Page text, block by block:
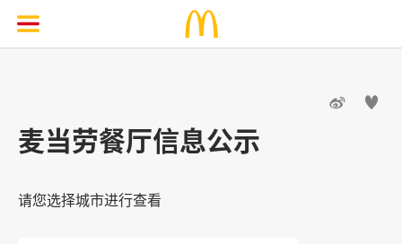
 
麦当劳餐厅信息公示
请您选择城市进行查看